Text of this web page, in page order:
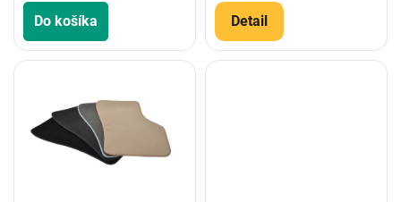
Do košíka Detail